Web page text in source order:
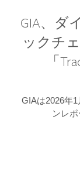
GIA、ダ
ックチ
「
GIAは2026年
ンレ